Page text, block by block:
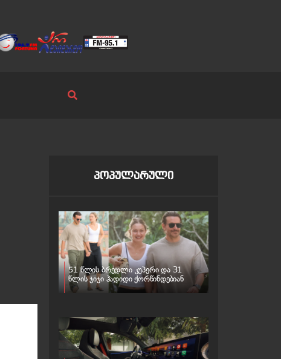
პოპულარული
51 წლის ბრედლი კუპერი და 31
წლის ჯიჯი ჰადიდი ქორწინდებიან